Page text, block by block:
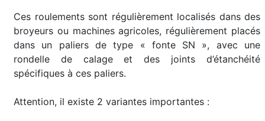
Ces roulements sont régulièrement localisés dans des
broyeurs ou machines agricoles, régulièrement placés
dans un paliers de type « fonte SN », avec une
rondelle de calage et des joints d’étanchéité
spécifiques à ces paliers.
Attention, il existe 2 variantes importantes :